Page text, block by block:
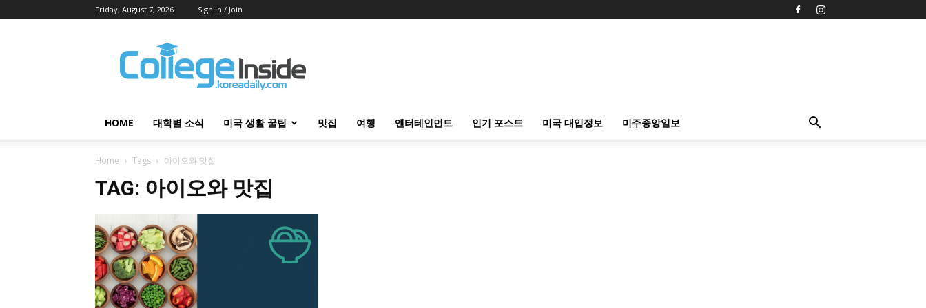
Friday, August 7, 2026 Sign in / Join
Inside
HOME 대학별 소식 미국 생활 꿀팁 맛집 여행 엔터테인먼트 인기 포스트 미국 대입정보 미주중앙일보
Home Tags 아이오와 맛집
TAG: 아이오와 맛집